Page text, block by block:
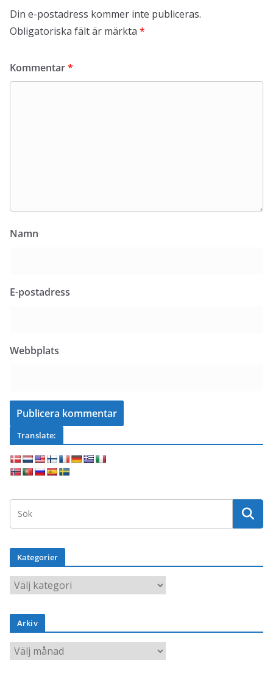
Din e-postadress kommer inte publiceras.
Obligatoriska fält är märkta *
Kommentar*
Namn
E-postadress
Webbplats
Translate:
Kategorier
K
t
g
o
Arkiv
A